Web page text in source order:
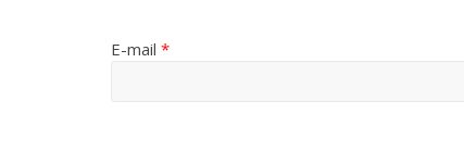
E-mail *